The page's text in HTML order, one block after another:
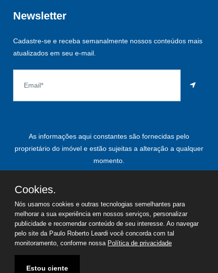
Newsletter
Cadastre-se e receba semanalmente nossos conteúdos mais
atualizados em seu e-mail.
As informações aqui constantes são fornecidas pelo
proprietário do imóvel e estão sujeitas a alteração a qualquer
momento.
©2026Copyright - Paulo Roberto Leardi | Todos os direitos
reservados
Termos de uso Política de privacidade
Cookies.
Nós usamos cookies e outras tecnologias semelhantes para
melhorar a sua experiência em nossos serviços, personalizar
publicidade e recomendar conteúdo de seu interesse. Ao navegar
pelo site da Paulo Roberto Leardi você concorda com tal
monitoramento, conforme nossa Política de privacidade
Estou ciente